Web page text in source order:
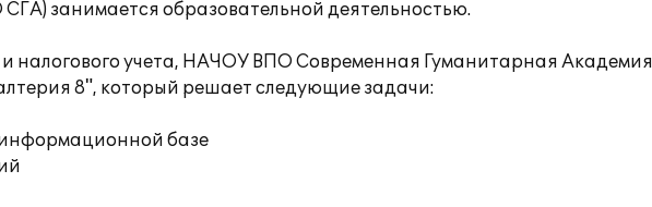
занимается образовательной деятельностью.
налогового учета, НАЧОУ ВПО Современная Гуманитарная Академия
8", который решает следующие задачи:
информационной базе